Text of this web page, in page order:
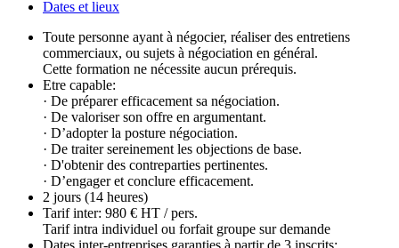
Dates et lieux
Toute personne ayant à négocier, réaliser des entretiens
commerciaux, ou sujets à négociation en général.
Cette formation ne nécessite aucun prérequis.
Etre capable:
· De préparer efficacement sa négociation.
· De valoriser son offre en argumentant.
· D’adopter la posture négociation.
· De traiter sereinement les objections de base.
· D'obtenir des contreparties pertinentes.
· D’engager et conclure efficacement.
2 jours (14 heures)
Tarif inter: 980 € HT / pers.
Tarif intra individuel ou forfait groupe sur demande